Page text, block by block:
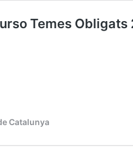
Temes Obligats
Catalunya